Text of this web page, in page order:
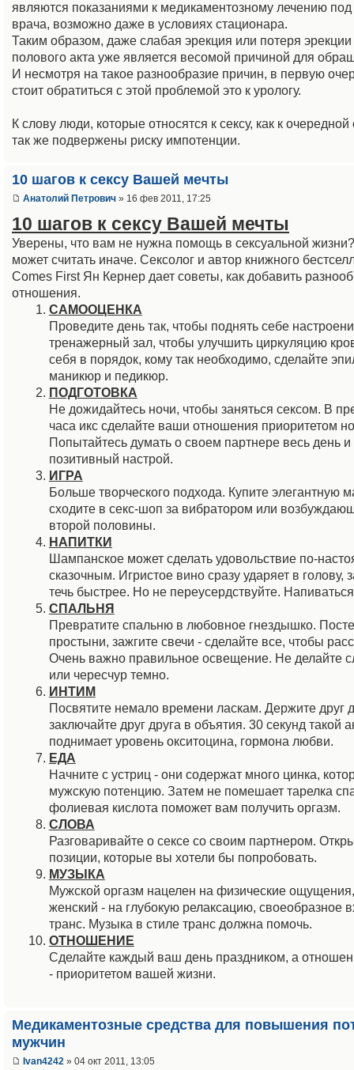
являются показаниями к медикаментозному лечению
врача, возможно даже в условиях стационара.
Таким образом, даже слабая эрекция или потеря
полового акта уже является весомой причиной для
И несмотря на такое разнообразие причин, в первую
стоит обратиться с этой проблемой это к урологу.
К слову люди, которые относятся к сексу, как к очередной
так же подвержены риску импотенции.
10 шагов к сексу Вашей мечты
Анатолий Петрович » 16 фев 2011, 17:25
10 шагов к сексу Вашей мечты
Уверены, что вам не нужна помощь в сексуальной
может считать иначе. Сексолог и автор книжного
Comes First Ян Кернер дает советы, как добавить
отношения.
САМООЦЕНКА
Проведите день так, чтобы поднять себе
тренажерный зал, чтобы улучшить циркуляцию
себя в порядок, кому так необходимо, сделайте
маникюр и педикюр.
ПОДГОТОВКА
Не дожидайтесь ночи, чтобы заняться сексом. В
часа икс сделайте ваши отношения приоритетом
Попытайтесь думать о своем партнере весь день и
позитивный настрой.
ИГРА
Больше творческого подхода. Купите элегантную
сходите в секс-шоп за вибратором или
второй половины.
НАПИТКИ
Шампанское может сделать удовольствие по-
сказочным. Игристое вино сразу ударяет в голову,
течь быстрее. Но не переусердствуйте. Напиваться
СПАЛЬНЯ
Превратите спальню в любовное гнездышко.
простыни, зажгите свечи - сделайте все, чтобы
Очень важно правильное освещение. Не делайте
или чересчур темно.
ИНТИМ
Посвятите немало времени ласкам. Держите друг
заключайте друг друга в объятия. 30 секунд такой
поднимает уровень окситоцина, гормона любви.
ЕДА
Начните с устриц - они содержат много цинка,
мужскую потенцию. Затем не помешает тарелка
фолиевая кислота поможет вам получить оргазм.
СЛОВА
Разговаривайте о сексе со своим партнером.
позиции, которые вы хотели бы попробовать.
МУЗЫКА
Мужской оргазм нацелен на физические ощущения,
женский - на глубокую релаксацию, своеобразное
транс. Музыка в стиле транс должна помочь.
ОТНОШЕНИЕ
Сделайте каждый ваш день праздником, а
- приоритетом вашей жизни.
Медикаментозные средства для повышения
мужчин
Ivan4242 » 04 окт 2011, 13:05